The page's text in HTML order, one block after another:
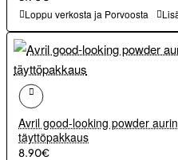
Loppu verkosta ja Porvoosta
Avril good-looking powder
täyttöpakkaus
8.90€